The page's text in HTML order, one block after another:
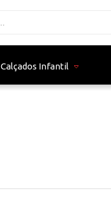
Calçados Infantil